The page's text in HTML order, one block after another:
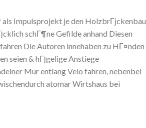
Impulsprojekt je den HolzbrГјckenbau
schГ¶ne Gefilde anhand Diesen
Die Autoren innehaben zu HГ¤nden
seien & hГјgelige Anstiege
Mur entlang Velo fahren, nebenbei
atomar Wirtshaus bei